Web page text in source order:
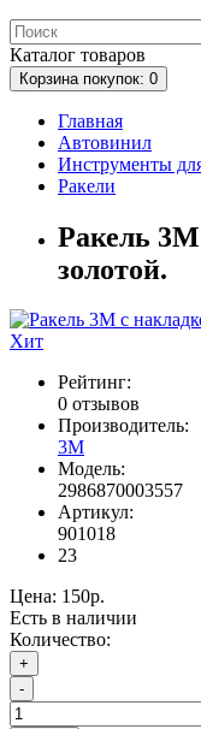
Каталог товаров
Корзина покупок: 0
Главная
Автовинил
Инструменты
Ракели
Ракель 3М
золотой.
Хит
Рейтинг:
0 отзывов
Производитель:
3М
Модель:
2986870003557
Артикул:
901018
23
Цена: 150р.
Есть в наличии
Количество:
+
-